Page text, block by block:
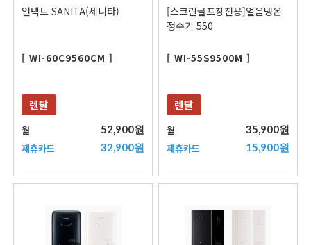
언택트 SANITA(세니타)
[ WI-60C9560CM ]
렌탈
월 52,900원
제휴카드 32,900원
[스크린골프장전용]얼음냉온
정수기 550
[ WI-55S9500M ]
렌탈
월 35,900원
제휴카드 15,900원